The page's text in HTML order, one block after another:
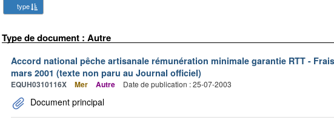
type
Type de document : Autre
Accord national pêche artisanale rémunération minimale garantie RTT -
mars 2001 (texte non paru au Journal officiel)
EQUH0310116X Mer Autre Date de publication : 25-07-2003
Document principal